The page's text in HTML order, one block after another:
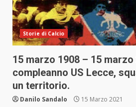
Storie di Calcio
15 marzo 1908 – 15 marzo
compleanno US Lecce,
un territorio.
Danilo Sandalo 15 Marzo 2021